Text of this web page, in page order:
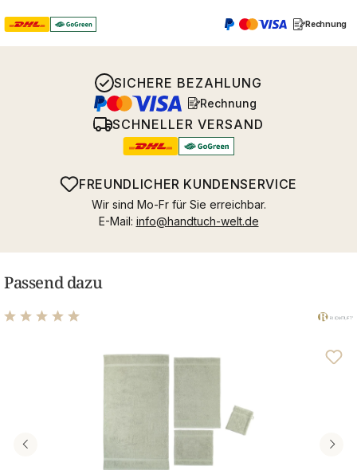
Rechnung
SICHERE BEZAHLUNG
Rechnung
SCHNELLER VERSAND
FREUNDLICHER KUNDENSERVICE
Wir sind Mo-Fr für Sie erreichbar.
E-Mail: info@handtuch-welt.de
Passend dazu